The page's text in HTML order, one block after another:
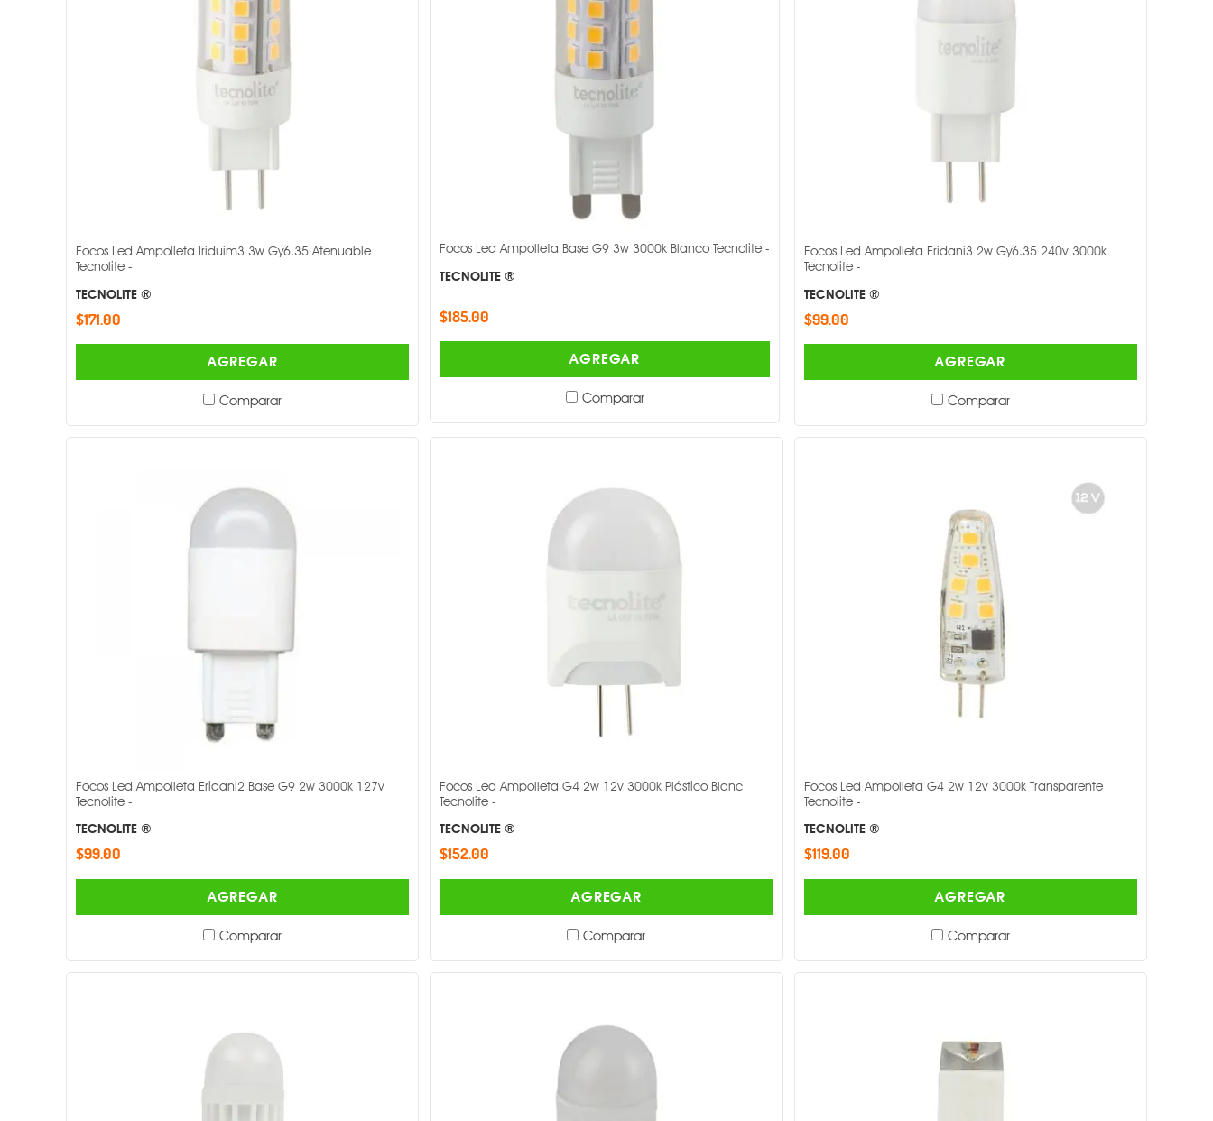
Focos Led Ampolleta Iriduim3 3w Gy6.35 Atenuable
Tecnolite -
TECNOLITE ®
$171.00
AGREGAR
Comparar
Focos Led Ampolleta Base G9 3w 3000k Blanco Tecnolite -
TECNOLITE ®
$185.00
AGREGAR
Comparar
Focos Led Ampolleta Eridani3 2w Gy6.35 240v 3000k
Tecnolite -
TECNOLITE ®
$99.00
AGREGAR
Comparar
Focos Led Ampolleta Eridani2 Base G9 2w 3000k 127v
Tecnolite -
TECNOLITE ®
$99.00
AGREGAR
Comparar
Focos Led Ampolleta G4 2w 12v 3000k Plástico Blanc
Tecnolite -
TECNOLITE ®
$152.00
AGREGAR
Comparar
Focos Led Ampolleta G4 2w 12v 3000k Transparente
Tecnolite -
TECNOLITE ®
$119.00
AGREGAR
Comparar